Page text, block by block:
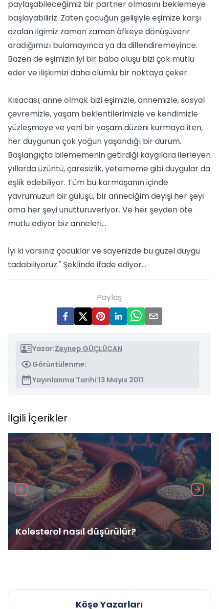
paylaşabileceğimiz bir partner olmasını beklemeye
başlayabiliriz. Zaten çocuğun gelişiyle eşimize karşı
azalan ilgimiz zaman zaman öfkeye dönüşüverir
aradığımızı bulamayınca ya da dillendiremeyince.
Bazen de eşimizin iyi bir baba oluşu bizi çok mutlu
eder ve ilişkimizi daha olumlu bir noktaya çeker.
Kısacası; anne olmak bizi eşimizle, annemizle, sosyal
çevremizle, yaşam beklentilerimizle ve kendimizle
yüzleşmeye ve yeni bir yaşam düzeni kurmaya iten,
her duygunun çok yoğun yaşandığı bir durum.
Başlangıçta bilememenin getirdiği kaygılara ilerleyen
yıllarda üzüntü, çaresizlik, yetememe gibi duygular da
eşlik edebiliyor. Tüm bu karmaşanın içinde
yavrumuzun bir gülüşü, bir anneciğim deyişi her şeyi
ama her şeyi unutturuveriyor. Ve her şeyden öte
mutlu ediyor biz anneleri...
İyi ki varsınız çocuklar ve sayenizde bu güzel duygu
tadabiliyoruz." Şeklinde ifade ediyor…
Paylaş
Yazar:Zeynep GÜÇLÜCAN
Görüntülenme:
Yayınlanma Tarihi:13 Mayıs 2011
İlgili İçerikler
Kolesterol nasıl düşürülür?
Köşe Yazarları